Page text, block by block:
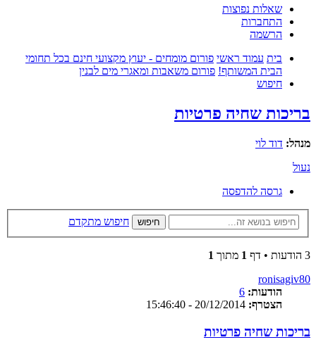
שאלות נפוצות
התחברות
הרשמה
בית עמוד ראשי פורום מומחים - יעוץ מקצועי חינם בכל תחומי
הבית המשותף! פורום משאבות ומאגרי מים לבנין
חיפוש
בריכות שחיה פרטיות
מנהל: דוד לוי
נעול
גרסה להדפסה
חיפוש חיפוש מתקדם
3 הודעות • דף 1 מתוך 1
ronisagiv80
הודעות: 6
הצטרף:
בריכות שחיה פרטיות